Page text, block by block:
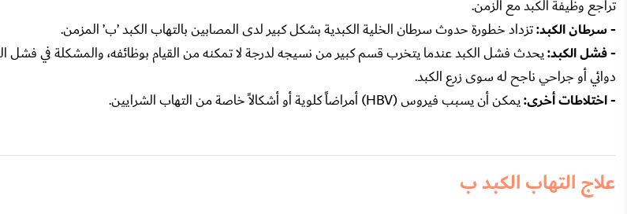
تراجع وظيفة الكبد مع الزمن.
- سرطان الكبد:تزداد خطورة حدوث سرطان الخلية الكبدية بشكل كبير لدى المصابين بالتهاب الكبد ’ب’ المزمن.
- فشل الكبد:يحدث فشل الكبد عندما يتخرب قسم كبير من نسيجه لدرجة لا تمكنه من القيام بوظائفه، والمشكلة في فشل
دوائي أو جراحي ناجح له سوى زرع الكبد.
- اختلاطات أخرى:يمكن أن يسبب فيروس (HBV) أمراضاً كلوية أو أشكالاً خاصة من التهاب الشرايين.
علاج التهاب الكبد ب